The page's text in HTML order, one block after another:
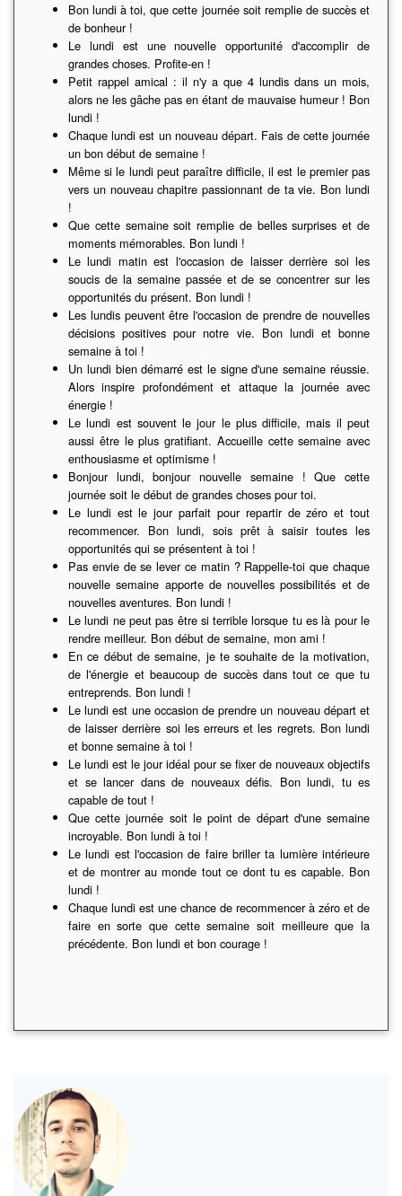
Bon lundi à toi, que cette journée soit remplie de succès et
de bonheur !
Le lundi est une nouvelle opportunité d'accomplir de
grandes choses. Profite-en !
Petit rappel amical : il n'y a que 4 lundis dans un mois,
alors ne les gâche pas en étant de mauvaise humeur ! Bon
lundi !
Chaque lundi est un nouveau départ. Fais de cette journée
un bon début de semaine !
Même si le lundi peut paraître difficile, il est le premier pas
vers un nouveau chapitre passionnant de ta vie. Bon lundi
!
Que cette semaine soit remplie de belles surprises et de
moments mémorables. Bon lundi !
Le lundi matin est l'occasion de laisser derrière soi les
soucis de la semaine passée et de se concentrer sur les
opportunités du présent. Bon lundi !
Les lundis peuvent être l'occasion de prendre de nouvelles
décisions positives pour notre vie. Bon lundi et bonne
semaine à toi !
Un lundi bien démarré est le signe d'une semaine réussie.
Alors inspire profondément et attaque la journée avec
énergie !
Le lundi est souvent le jour le plus difficile, mais il peut
aussi être le plus gratifiant. Accueille cette semaine avec
enthousiasme et optimisme !
Bonjour lundi, bonjour nouvelle semaine ! Que cette
journée soit le début de grandes choses pour toi.
Le lundi est le jour parfait pour repartir de zéro et tout
recommencer. Bon lundi, sois prêt à saisir toutes les
opportunités qui se présentent à toi !
Pas envie de se lever ce matin ? Rappelle-toi que chaque
nouvelle semaine apporte de nouvelles possibilités et de
nouvelles aventures. Bon lundi !
Le lundi ne peut pas être si terrible lorsque tu es là pour le
rendre meilleur. Bon début de semaine, mon ami !
En ce début de semaine, je te souhaite de la motivation,
de l'énergie et beaucoup de succès dans tout ce que tu
entreprends. Bon lundi !
Le lundi est une occasion de prendre un nouveau départ et
de laisser derrière soi les erreurs et les regrets. Bon lundi
et bonne semaine à toi !
Le lundi est le jour idéal pour se fixer de nouveaux objectifs
et se lancer dans de nouveaux défis. Bon lundi, tu es
capable de tout !
Que cette journée soit le point de départ d'une semaine
incroyable. Bon lundi à toi !
Le lundi est l'occasion de faire briller ta lumière intérieure
et de montrer au monde tout ce dont tu es capable. Bon
lundi !
Chaque lundi est une chance de recommencer à zéro et de
faire en sorte que cette semaine soit meilleure que la
précédente. Bon lundi et bon courage !